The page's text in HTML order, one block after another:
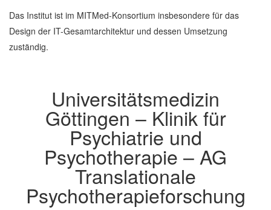
Das Institut ist im MITMed-Konsortium insbesondere für das
Design der IT-Gesamtarchitektur und dessen Umsetzung
zuständig.
Universitätsmedizin
Göttingen – Klinik für
Psychiatrie und
Psychotherapie – AG
Translationale
Psychotherapieforschung